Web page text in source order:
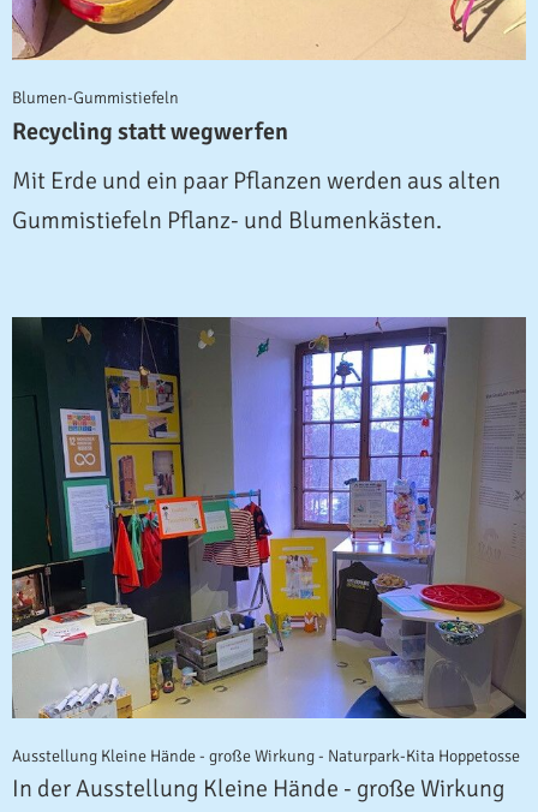
Recycling statt wegwerfen
Mit Erde und ein paar Pflanzen werden aus alten
Gummistiefeln Pflanz- und Blumenkästen.
Blumen-Gummistiefeln
Ausstellung Kleine Hände - große Wirkung - Naturpark-Kita Hoppetosse
In der Ausstellung Kleine Hände - große Wirkung